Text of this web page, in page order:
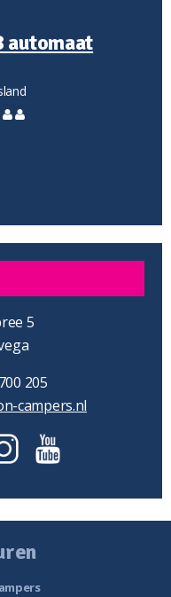
automaat
5
205
campers.nl